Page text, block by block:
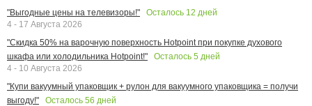
"Выгодные цены на телевизоры!"
Осталось 12 дней
4 - 17 Августа 2026
"Скидка 50% на варочную поверхность Hotpoint при покупке духового
шкафа или холодильника Hotpoint!"
Осталось 5 дней
4 - 10 Августа 2026
"Купи вакуумный упаковщик + рулон для вакуумного упаковщика = получи
выгоду!"
Осталось 56 дней